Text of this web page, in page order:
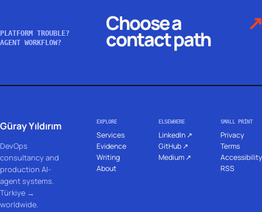
PLATFORM TROUBLE?
AGENT WORKFLOW?
Choose a
contact path
↗
Güray Yıldırım
DevOps
consultancy and
production AI-
agent systems.
Türkiye →
worldwide.
EXPLORE
Services
Evidence
Writing
About
ELSEWHERE
LinkedIn ↗
GitHub ↗
Medium ↗
SMALL PRINT
Privacy
Terms
Accessibility
RSS